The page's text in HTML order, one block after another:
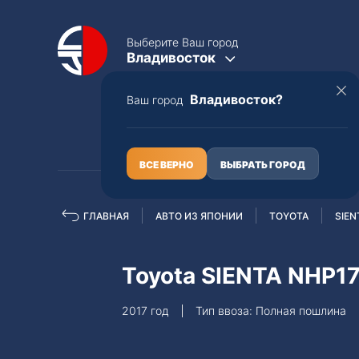
Выберите Ваш город
Владивосток
Ваш город Владивосток?
ВСЕ ВЕРНО ВЫБРАТЬ ГОРОД
Полная пошлина
ГЛАВНАЯ АВТО ИЗ ЯПОНИИ TOYOTA
Toyota SIENTA
2017 год Тип ввоза: Полная пошлина